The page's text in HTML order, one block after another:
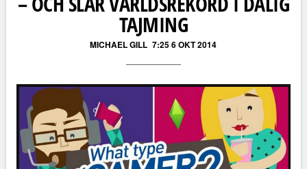
TAJMING
MICHAEL GILL 7:25 6 OKT 2014